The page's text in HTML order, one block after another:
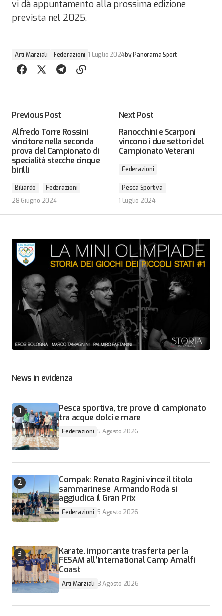
vi dà appuntamento alla prossima edizione
prevista nel 2025.
Arti Marziali Federazioni 1 Luglio 2024by Panorama Sport
Previous Post
Alfredo Torre Rossini
vincitore nella seconda
prova del Campionato di
specialità stecche cinque
birilli
Biliardo
Federazioni
28 Giugno 2024
Next Post
Ranocchini e Scarponi
vincono i due settori del
Campionato Veterani
Federazioni
Pesca Sportiva
1 Luglio 2024
News in evidenza
Pesca sportiva, tre prove di campionato
tra acque dolci e mare
Federazioni 5 Agosto 2026
Compak: Renato Ragini vince il titolo
sammarinese, Armando Rodà si
aggiudica il Gran Prix
Federazioni 5 Agosto 2026
Karate, importante trasferta per la
FESAM all’International Camp Amalfi
Coast
Arti Marziali 3 Agosto 2026